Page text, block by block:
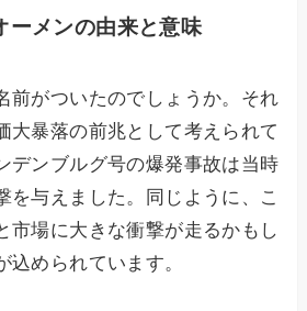
ーメンの由来と意味
前がついたのでしょうか。それ
大暴落の前兆として考えられて
デンブルグ号の爆発事故は当時
を与えました。同じように、こ
市場に大きな衝撃が走るかもし
められています。